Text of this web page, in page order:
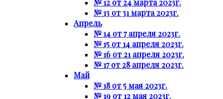
№ 12 от 24 марта 2023г.
№ 13 от 31 марта 2023г.
Апрель
№ 14 от 7 апреля 2023г.
№ 15 от 14 апреля 2023г.
№ 16 от 21 апреля 2023г.
№ 17 от 28 апреля 2023г.
Май
№ 18 от 5 мая 2023г.
№ 19 от 12 мая 2023г.